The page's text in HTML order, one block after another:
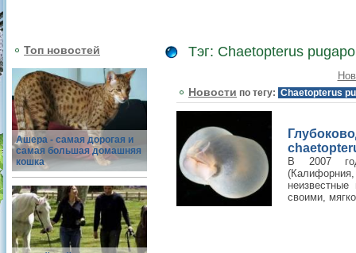
Топ новостей
Ашера - самая дорогая и
самая большая домашняя
кошка
Тэг: Chaetopterus
Новости по тегу: Chaetopterus
В 2007
своими,